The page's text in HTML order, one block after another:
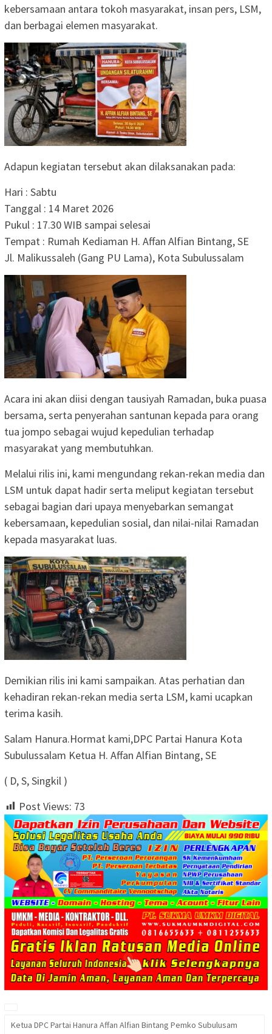
kebersamaan antara tokoh masyarakat, insan pers, LSM,
dan berbagai elemen masyarakat.
Adapun kegiatan tersebut akan dilaksanakan pada:
Hari : Sabtu
Tanggal : 14 Maret 2026
Pukul : 17.30 WIB sampai selesai
Tempat : Rumah Kediaman H. Affan Alfian Bintang, SE
Jl. Malikussaleh (Gang PU Lama), Kota Subulussalam
Acara ini akan diisi dengan tausiyah Ramadan, buka puasa
bersama, serta penyerahan santunan kepada para orang
tua jompo sebagai wujud kepedulian terhadap
masyarakat yang membutuhkan.
Melalui rilis ini, kami mengundang rekan-rekan media dan
LSM untuk dapat hadir serta meliput kegiatan tersebut
sebagai bagian dari upaya menyebarkan semangat
kebersamaan, kepedulian sosial, dan nilai-nilai Ramadan
kepada masyarakat luas.
Demikian rilis ini kami sampaikan. Atas perhatian dan
kehadiran rekan-rekan media serta LSM, kami ucapkan
terima kasih.
Salam Hanura.Hormat kami,DPC Partai Hanura Kota
Subulussalam Ketua H. Affan Alfian Bintang, SE
( D, S, Singkil )
Post Views: 73
Ketua DPC Partai Hanura Affan Alfian Bintang Pemko Subulusam